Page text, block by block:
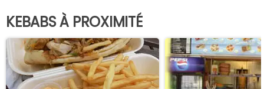
KEBABS À PROXIMITÉ